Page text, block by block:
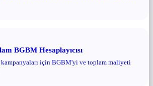
BGBM Hesaplayıcısı
kampanyaları için BGBM'yi ve toplam maliyeti